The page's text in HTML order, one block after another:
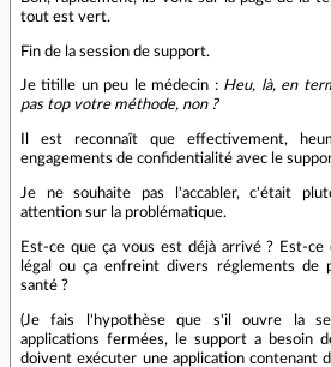
tout est vert.
Fin de la session de support.
Je titille un peu le médecin : Heu, là, en
pas top votre méthode, non ?
Il est reconnaît que effectivement,
engagements de confidentialité avec le
Je ne souhaite pas l'accabler, c'était
attention sur la problématique.
Est-ce que ça vous est déjà arrivé ? Est-
légal ou ça enfreint divers réglements de
santé ?
(Je fais l'hypothèse que s'il ouvre la
applications fermées, le support a besoin
doivent exécuter une application contenant